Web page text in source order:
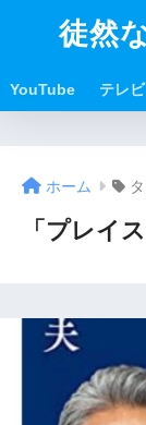
徒然
YouTube テレビ
ホーム
「プレイ